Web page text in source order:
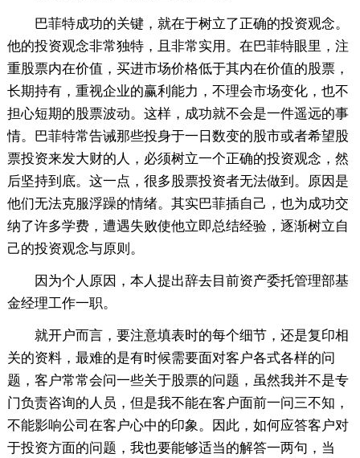
巴菲特成功的关键，就在于树立了正确的投资观念。
他的投资观念非常独特，且非常实用。在巴菲特眼里，注
重股票内在价值，买进市场价格低于其内在价值的股票，
长期持有，重视企业的赢利能力，不理会市场变化，也不
担心短期的股票波动。这样，成功就不会是一件遥远的事
情。巴菲特常告诫那些投身于一日数变的股市或者希望股
票投资来发大财的人，必须树立一个正确的投资观念，然
后坚持到底。这一点，很多股票投资者无法做到。原因是
他们无法克服浮躁的情绪。其实巴菲插自己，也为成功交
纳了许多学费，遭遇失败使他立即总结经验，逐渐树立自
己的投资观念与原则。
因为个人原因，本人提出辞去目前资产委托管理部基
金经理工作一职。
就开户而言，要注意填表时的每个细节，还是复印相
关的资料，最难的是有时候需要面对客户各式各样的问
题，客户常常会问一些关于股票的问题，虽然我并不是专
门负责咨询的人员，但是我不能在客户面前一问三不知，
不能影响公司在客户心中的印象。因此，如何应答客户对
于投资方面的问题，我也要能够适当的解答一两句，当